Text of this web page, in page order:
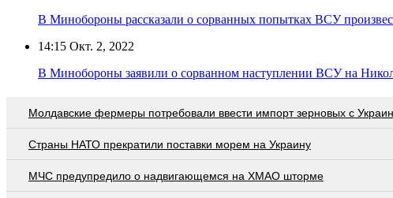
В Минобороны рассказали о сорванных попытках ВСУ
14:15 Окт. 2, 2022
В Минобороны заявили о сорванном наступлении ВСУ на
Молдавские фермеры потребовали ввести импорт зерновых с
Страны НАТО прекратили поставки морем на Украину
МЧС предупредило о надвигающемся на ХМАО шторме